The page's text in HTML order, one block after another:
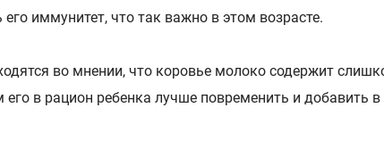
иммунитет, что так важно в этом возрасте.
во мнении, что коровье молоко содержит
его в рацион ребенка лучше повременить и добавить